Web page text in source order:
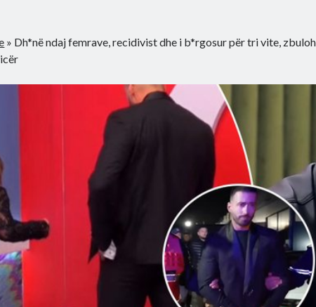
» Dh*në ndaj femrave, recidivist dhe i b*rgosur për tri vite,